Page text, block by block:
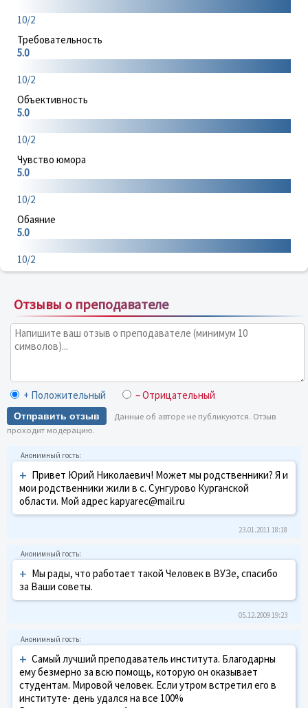
10/2
Требовательность
5.0
10/2
Объективность
5.0
10/2
Чувство юмора
5.0
10/2
Обаяние
5.0
10/2
Отзывы о преподавателе
+ Положительный – Отрицательный
Отправить отзыв
Данные об авторе не публикуются. Отзыв
проходит модерацию.
+ Привет Юрий Николаевич! Может мы родственники? Я и
мои родственники жили в с. Сунгурово Курганской
области. Мой адрес kapyarec@mail.ru
23.01.2011 18:18
+ Мы рады, что работает такой Человек в ВУЗе, спасибо
за Ваши советы.
05.12.2009 19:23
+ Самый лучший преподаватель института. Благодарны
ему безмерно за всю помощь, которую он оказывает
студентам. Мировой человек. Если утром встретил его в
институте- день удался на все 100%